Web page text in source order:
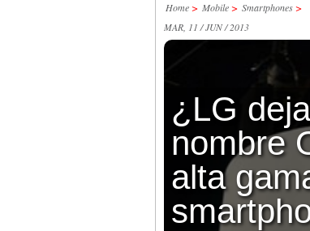
Home> Mobile> Smartphones>
MAR, 11 / JUN / 2013
¿LG
nombre
alta